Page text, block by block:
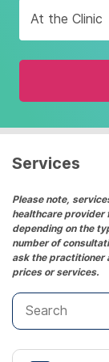
interact
with
the
and
date.
the
question
mark
key
to
get
the
keyboard
shortcuts
At the Clinic
Services
Please note,
healthcare provider
depending on the
number of
ask the practitioner
prices or services.